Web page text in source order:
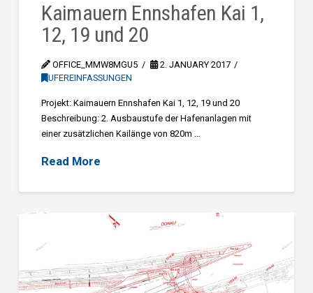
Kaimauern Ennshafen Kai 1,
12, 19 und 20
OFFICE_MMW8MGU5
2. JANUARY 2017
UFEREINFASSUNGEN
Projekt: Kaimauern Ennshafen Kai 1, 12, 19 und 20
Beschreibung: 2. Ausbaustufe der Hafenanlagen mit
einer zusätzlichen Kailänge von 820m …
Read More